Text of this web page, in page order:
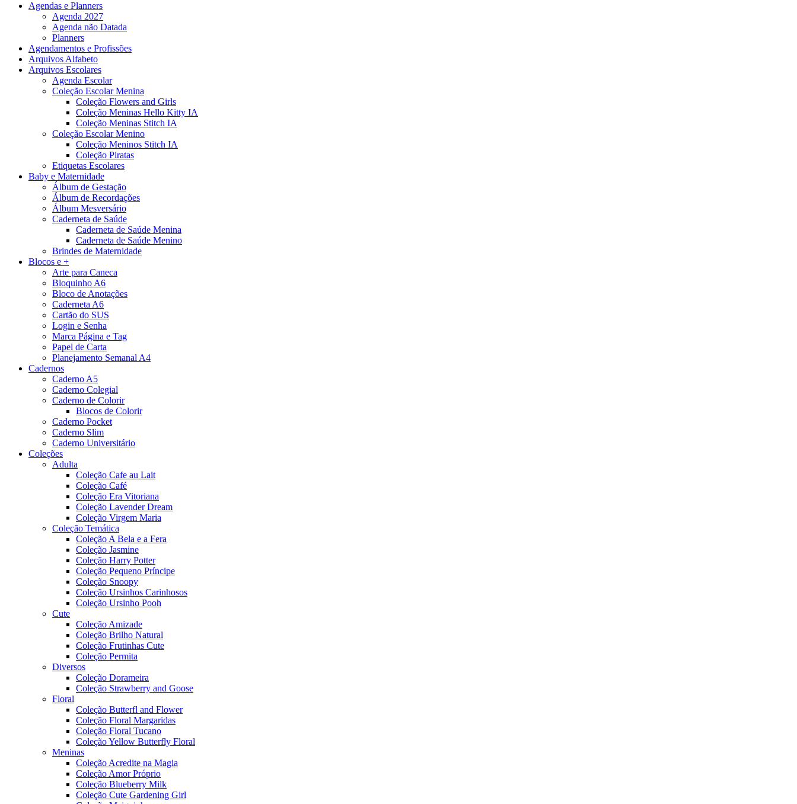
Agendas e Planners
Agenda 2027
Agenda não Datada
Planners
Agendamentos e Profissões
Arquivos Alfabeto
Arquivos Escolares
Agenda Escolar
Coleção Escolar Menina
Coleção Flowers and Girls
Coleção Meninas Hello Kitty IA
Coleção Meninas Stitch IA
Coleção Escolar Menino
Coleção Meninos Stitch IA
Coleção Piratas
Etiquetas Escolares
Baby e Maternidade
Álbum de Gestação
Álbum de Recordações
Álbum Mesversário
Caderneta de Saúde
Caderneta de Saúde Menina
Caderneta de Saúde Menino
Brindes de Maternidade
Blocos e +
Arte para Caneca
Bloquinho A6
Bloco de Anotações
Caderneta A6
Cartão do SUS
Login e Senha
Marca Página e Tag
Papel de Carta
Planejamento Semanal A4
Cadernos
Caderno A5
Caderno Colegial
Caderno de Colorir
Blocos de Colorir
Caderno Pocket
Caderno Slim
Caderno Universitário
Coleções
Adulta
Coleção Cafe au Lait
Coleção Café
Coleção Era Vitoriana
Coleção Lavender Dream
Coleção Virgem Maria
Coleção Temática
Coleção A Bela e a Fera
Coleção Jasmine
Coleção Harry Potter
Coleção Pequeno Príncipe
Coleção Snoopy
Coleção Ursinhos Carinhosos
Coleção Ursinho Pooh
Cute
Coleção Amizade
Coleção Brilho Natural
Coleção Frutinhas Cute
Coleção Permita
Diversos
Coleção Dorameira
Coleção Strawberry and Goose
Floral
Coleção Butterfl and Flower
Coleção Floral Margaridas
Coleção Floral Tucano
Coleção Yellow Butterfly Floral
Meninas
Coleção Acredite na Magia
Coleção Amor Próprio
Coleção Blueberry Milk
Coleção Cute Gardening Girl